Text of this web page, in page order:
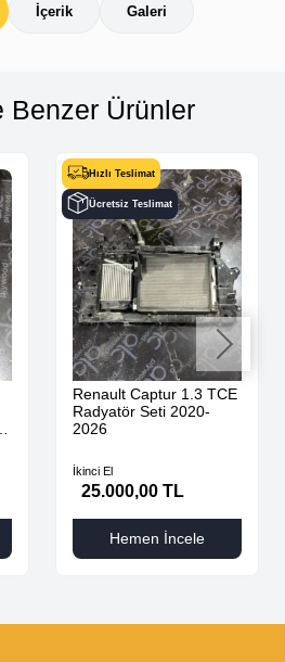
İçerik Galeri
Benzer Ürünler
Hızlı Teslimat
Ücretsiz Teslimat
Renault Captur 1.3 TCE
Radyatör Seti 2020-
2026
İkinci El
25.000,00 TL
Hemen İncele